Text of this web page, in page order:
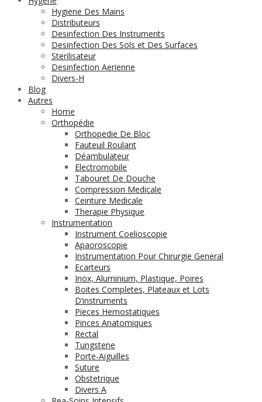
Hygiene Des Mains
Distributeurs
Desinfection Des Instruments
Desinfection Des Sols et Des Surfaces
Sterilisateur
Desinfection Aerienne
Divers-H
Blog
Autres
Home
Orthopédie
Orthopedie De Bloc
Fauteuil Roulant
Déambulateur
Electromobile
Tabouret De Douche
Compression Medicale
Ceinture Medicale
Therapie Physique
Instrumentation
Instrument Coelioscopie
Apaoroscopie
Instrumentation Pour Chirurgie General
Ecarteurs
Inox, Aluminium, Plastique, Poires
Boites Completes, Plateaux et Lots
D’instruments
Pieces Hemostatiques
Pinces Anatomiques
Rectal
Tungstene
Porte-Aiguilles
Suture
Obstetrique
Divers A